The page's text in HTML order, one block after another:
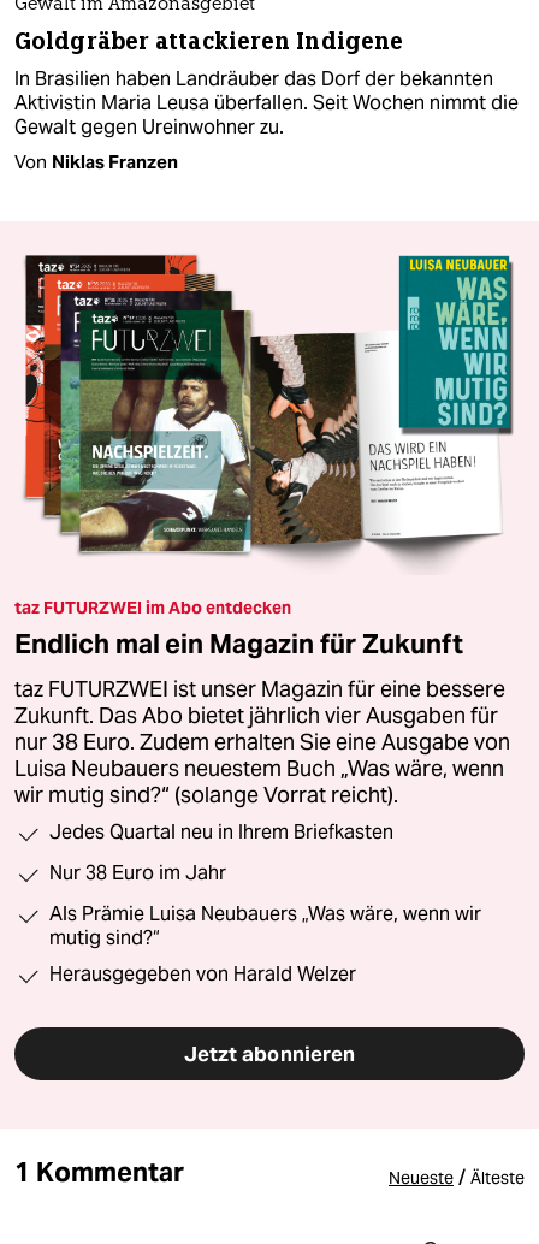
Gewalt im Amazonasgebiet
Goldgräber attackieren Indigene
In Brasilien haben Landräuber das Dorf der bekannten
Aktivistin Maria Leusa überfallen. Seit Wochen nimmt die
Gewalt gegen Ureinwohner zu.
Von Niklas Franzen
taz FUTURZWEI im Abo entdecken
Endlich mal ein Magazin für Zukunft
taz FUTURZWEI ist unser Magazin für eine bessere
Zukunft. Das Abo bietet jährlich vier Ausgaben für
nur 38 Euro. Zudem erhalten Sie eine Ausgabe von
Luisa Neubauers neuestem Buch „Was wäre, wenn
wir mutig sind?“ (solange Vorrat reicht).
Jedes Quartal neu in Ihrem Briefkasten
Nur 38 Euro im Jahr
Als Prämie Luisa Neubauers „Was wäre, wenn wir
mutig sind?“
Herausgegeben von Harald Welzer
Jetzt abonnieren
1 Kommentar Neueste / Älteste